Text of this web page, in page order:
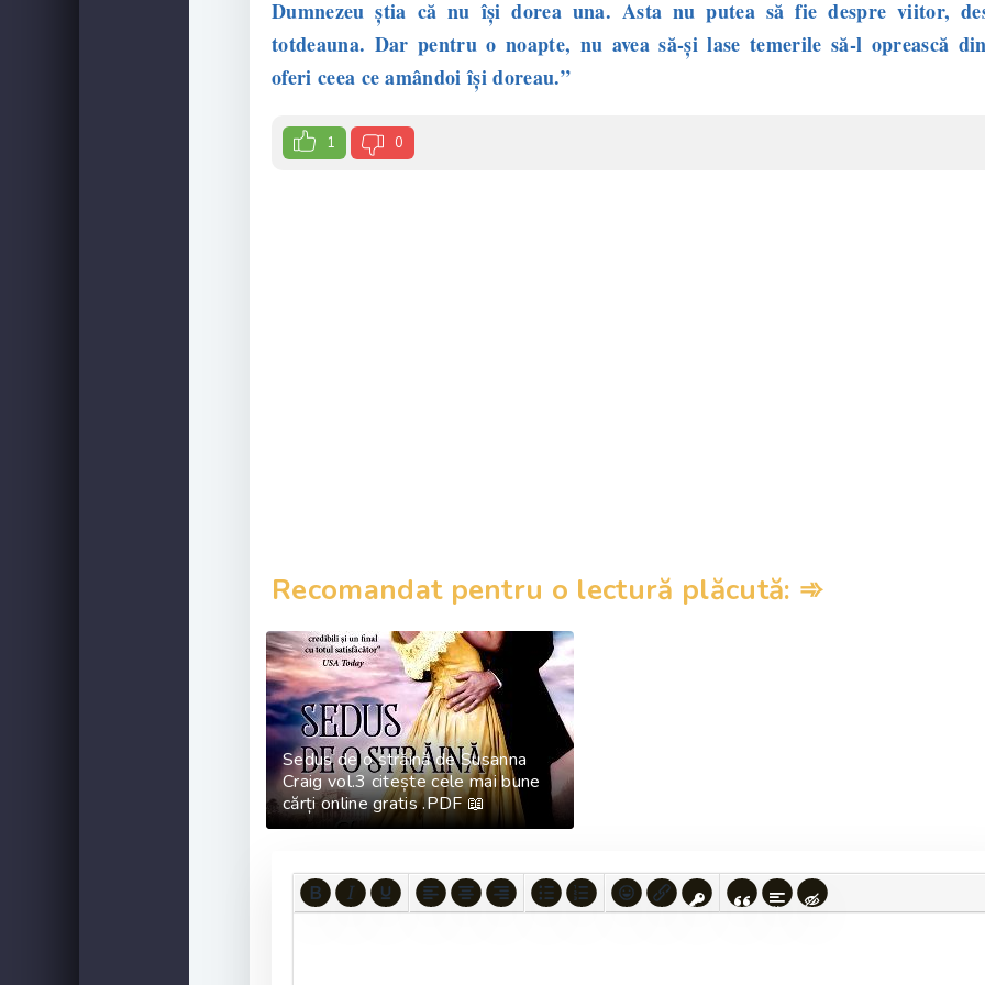
Dumnezeu știa că nu își dorea una. Asta nu putea să fie despre viitor,
totdeauna. Dar pentru o noapte, nu avea să-și lase temerile să-l oprească
oferi ceea ce amândoi își doreau.”
1 0
Recomandat pentru o lectură plăcută: ➾
Sedus de o străină de Susanna
Craig vol.3 citește cele mai bune
cărți online gratis .PDF 📖